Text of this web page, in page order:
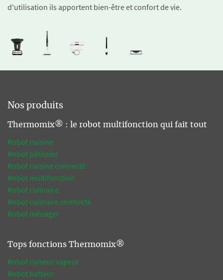
d'utilisation ils apportent bien-être et confort de vie.
Nos produits
Thermomix® : le robot multifonction qui fait tout
Robot cuisine
Robot pâtissier
Robot cuisine connecté
Robot multifonction
Robot culinaire
Robot culinaire connecté
Robot ménager
Tops fonctions Thermomix®
Robot cuiseur vapeur
Robot batteur